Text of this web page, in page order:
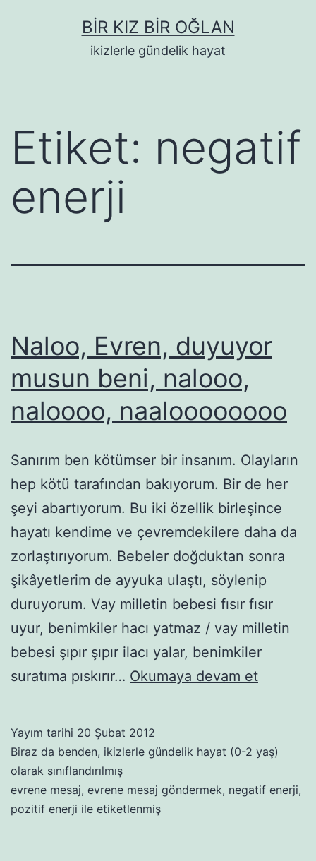
BIR KIZ BIR OĞLAN
ikizlerle gündelik hayat
Etiket: negatif
enerji
Naloo, Evren, duyuyor
musun beni, nalooo,
naloooo, naaloooooooo
Sanırım ben kötümser bir insanım. Olayların
hep kötü tarafından bakıyorum. Bir de her
şeyi abartıyorum. Bu iki özellik birleşince
hayatı kendime ve çevremdekilere daha da
zorlaştırıyorum. Bebeler doğduktan sonra
şikâyetlerim de ayyuka ulaştı, söylenip
duruyorum. Vay milletin bebesi fısır fısır
uyur, benimkiler hacı yatmaz / vay milletin
bebesi şıpır şıpır ilacı yalar, benimkiler
suratıma pıskırır… Okumaya devam etNaloo,
musun
nalooo,
Yayım tarihi 20 Şubat 2012
Biraz da benden, ikizlerle gündelik hayat (0-2 yaş)
olarak sınıflandırılmış
evrene mesaj, evrene mesaj göndermek, negatif enerji,
pozitif enerji ile etiketlenmiş